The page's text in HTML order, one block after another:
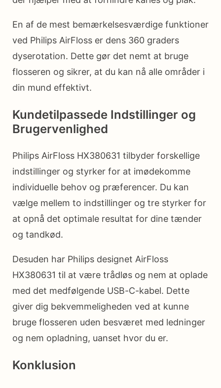
En af de mest bemærkelsesværdige funktioner
ved Philips AirFloss er dens 360 graders
dyserotation. Dette gør det nemt at bruge
flosseren og sikrer, at du kan nå alle områder i
din mund effektivt.
Kundetilpassede Indstillinger og
Brugervenlighed
Philips AirFloss HX380631 tilbyder forskellige
indstillinger og styrker for at imødekomme
individuelle behov og præferencer. Du kan
vælge mellem to indstillinger og tre styrker for
at opnå det optimale resultat for dine tænder
og tandkød.
Desuden har Philips designet AirFloss
HX380631 til at være trådløs og nem at oplade
med det medfølgende USB-C-kabel. Dette
giver dig bekvemmeligheden ved at kunne
bruge flosseren uden besværet med ledninger
og nem opladning, uanset hvor du er.
Konklusion